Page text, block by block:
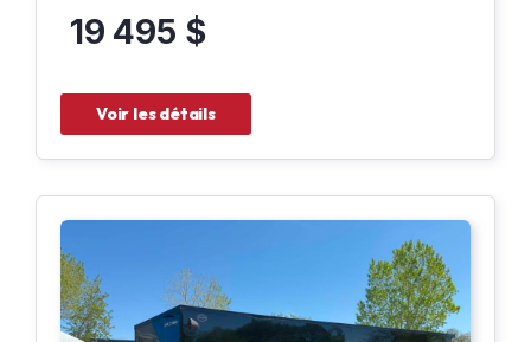
19 495 $
Voir les détails